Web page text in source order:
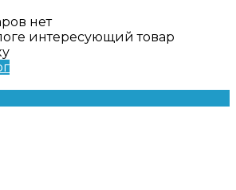
нет
интересующий товар